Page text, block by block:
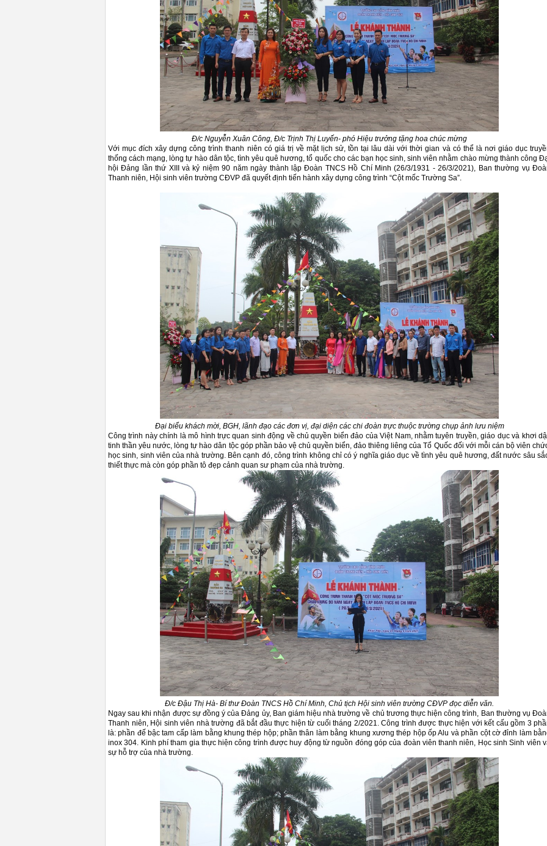
Đ/c Nguyễn Xuân Công, Đ/c Trịnh Thị Luyến- phó Hiệu trưởng tặng hoa chúc mừng
Với mục đích xây dựng công trình thanh niên có giá trị về mặt lịch sử, tồn tại lâu dài với thời gian và có thể là nơi giáo dục
thống cách mạng, lòng tự hào dân tộc, tình yêu quê hương, tổ quốc cho các bạn học sinh, sinh viên nhằm chào mừng thành công
hội Đảng lần thứ XIII và kỷ niệm 90 năm ngày thành lập Đoàn TNCS Hồ Chí Minh (26/3/1931 - 26/3/2021), Ban thường vụ
Thanh niên, Hội sinh viên trường CĐVP đã quyết định tiến hành xây dựng công trình “Cột mốc Trường Sa”.
Đại biểu khách mời, BGH, lãnh đạo các đơn vị, đại diện các chi đoàn trực thuộc trường chụp ảnh lưu niệm
Công trình này chính là mô hình trực quan sinh động về chủ quyền biển đảo của Việt Nam, nhằm tuyên truyền, giáo dục và khơi
tinh thần yêu nước, lòng tự hào dân tộc góp phần bảo vệ chủ quyền biển, đảo thiêng liêng của Tổ Quốc đối với mỗi cán bộ viên
học sinh, sinh viên của nhà trường. Bên cạnh đó, công trình không chỉ có ý nghĩa giáo dục về tình yêu quê hương, đất nước sâu
thiết thực mà còn góp phần tô đẹp cảnh quan sư phạm của nhà trường.
Đ/c Đậu Thị Hà- Bí thư Đoàn TNCS Hồ Chí Minh, Chủ tịch Hội sinh viên trường CĐVP đọc diễn văn.
Ngay sau khi nhận được sự đồng ý của Đảng ủy, Ban giám hiệu nhà trường về chủ trương thực hiện công trình, Ban thường vụ
Thanh niên, Hội sinh viên nhà trường đã bắt đầu thực hiện từ cuối tháng 2/2021. Công trình được thực hiện với kết cấu gồm 3
là: phần đế bậc tam cấp làm bằng khung thép hộp; phần thân làm bằng khung xương thép hộp ốp Alu và phần cột cờ đỉnh làm
inox 304. Kinh phí tham gia thực hiện công trình được huy động từ nguồn đóng góp của đoàn viên thanh niên, Học sinh Sinh viên
sự hỗ trợ của nhà trường.